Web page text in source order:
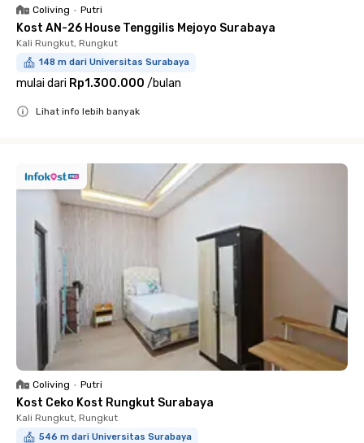
Coliving • Putri
Kost AN-26 House Tenggilis Mejoyo Surabaya
Kali Rungkut, Rungkut
148 m dari Universitas Surabaya
mulai dari Rp1.300.000 /bulan
Lihat info lebih banyak
Coliving • Putri
Kost Ceko Kost Rungkut Surabaya
Kali Rungkut, Rungkut
546 m dari Universitas Surabaya